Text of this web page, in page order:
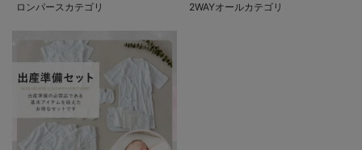
ロンパースカテゴリ 2WAYオールカテゴリ